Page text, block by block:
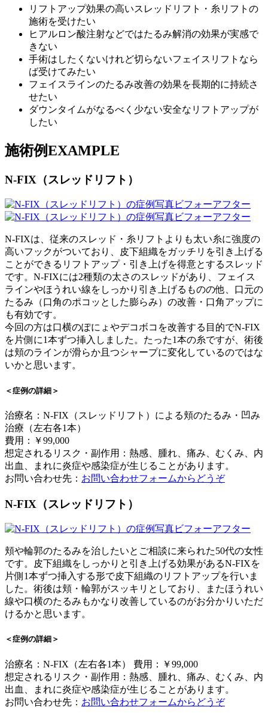
リフトアップ効果の高いスレッドリフト・糸リフトの
施術を受けたい
ヒアルロン酸注射などではたるみ解消の効果が実感で
きない
手術はしたくないけれど切らないフェイスリフトなら
ば受けてみたい
フェイスラインのたるみ改善の効果を長期的に持続さ
せたい
ダウンタイムがなるべく少ない安全なリフトアップが
したい
施術例EXAMPLE
N-FIX（スレッドリフト）
N-FIXは、従来のスレッド・糸リフトよりも太い糸に強度の
高いフックがついており、皮下組織をガッチリを引き上げる
ことができるリフトアップ・引き上げを得意とするスレッド
です。N-FIXには2種類の太さのスレッドがあり、フェイス
ラインやほうれい線をしっかり引き上げるものの他、口元の
たるみ（口角のポコッとした膨らみ）の改善・口角アップに
も有効です。
今回の方は口横のぽにょやデコボコを改善する目的でN-FIX
を片側に1本ずつ挿入しました。たった1本の糸ですが、術後
は頬のラインが滑らか且つシャープに変化しているのではな
いかと思います。
＜症例の詳細＞
治療名：N-FIX（スレッドリフト）による頬のたるみ・凹み
治療（左右各1本）
費用：￥99,000
想定されるリスク・副作用：熱感、腫れ、痛み、むくみ、内
出血、まれに炎症や感染症が生じることがあります。
お問い合わせ先： お問い合わせフォームからどうぞ
N-FIX（スレッドリフト）
頬や輪郭のたるみを治したいとご相談に来られた50代の女性
です。皮下組織をしっかりと引き上げる効果があるN-FIXを
片側1本ずつ挿入する形で皮下組織のリフトアップを行いま
した。術後は頬・輪郭がスッキリとしており、またほうれい
線や口横のたるみもかなり改善しているのがお分かりいただ
けるかと思います。
＜症例の詳細＞
治療名：N-FIX（左右各1本） 費用：￥99,000
想定されるリスク・副作用：熱感、腫れ、痛み、むくみ、内
出血、まれに炎症や感染症が生じることがあります。
お問い合わせ先： お問い合わせフォームからどうぞ